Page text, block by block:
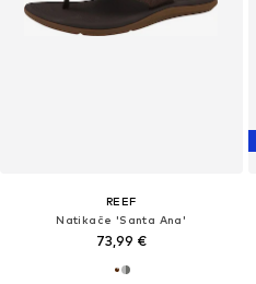
REEF
Natikače 'Santa Ana'
73,99 €